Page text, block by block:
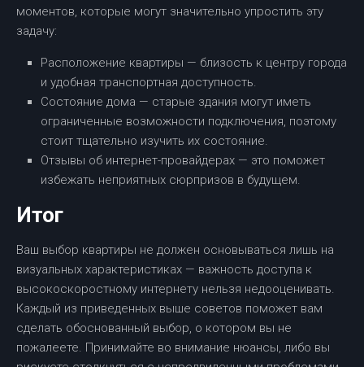
моментов, которые могут значительно упростить эту
задачу:
Расположение квартиры — близость к центру города
и удобная транспортная доступность.
Состояние дома — старые здания могут иметь
ограниченные возможности подключения, поэтому
стоит тщательно изучить их состояние.
Отзывы об интернет-провайдерах — это поможет
избежать неприятных сюрпризов в будущем.
Итог
Ваш выбор квартиры не должен основываться лишь на
визуальных характеристиках — важность доступа к
высокоскоростному интернету нельзя недооценивать.
Каждый из приведенных выше советов поможет вам
сделать обоснованный выбор, о котором вы не
пожалеете. Принимайте во внимание нюансы, либо вы